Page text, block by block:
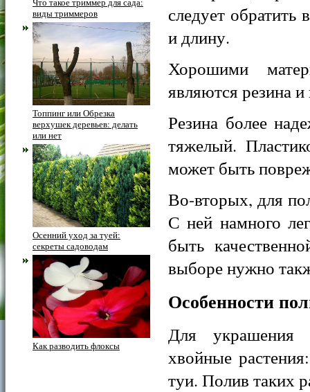
виды триммеров
Топпинг или Обрезка
верхушек деревьев: делать
или нет
Осенний уход за туей:
секреты садоводам
Как разводить флоксы
следует обратить
и длину.
Хорошими
являются резина и
Резина более
тяжелый.
может быть
Во-вторых, для
С ней намного
быть
выборе нужно
Особенности
Для украшения
хвойные
туи. Полив таких